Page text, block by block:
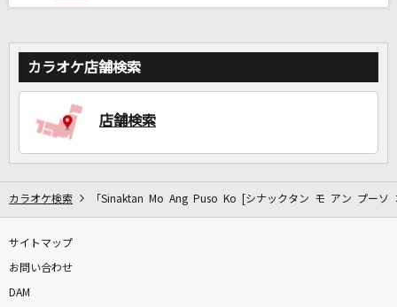
カラオケをもっと楽しもう！
カラオケ店舗検索
店舗検索
カラオケ検索 「Sinaktan Mo Ang Puso Ko [シナックタン モ アン プーソ
サイトマップ
お問い合わせ
DAM